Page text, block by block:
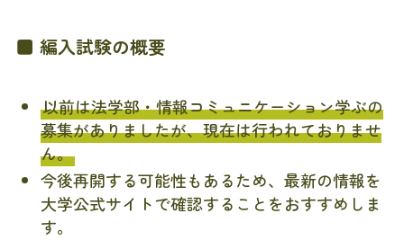
■ 編入試験の概要
以前は法学部・情報コミュニケーション学ぶの
募集がありましたが、現在は行われておりませ
ん。
今後再開する可能性もあるため、最新の情報を
大学公式サイトで確認することをおすすめしま
す。